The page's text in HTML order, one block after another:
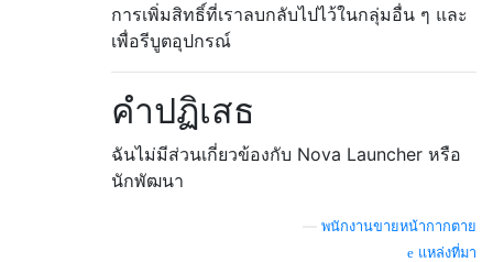
การเพิ่มสิทธิ์ที่เราลบกลับไปไว้ในกลุ่มอื่น ๆ และ
เพื่อรีบูตอุปกรณ์
คำปฏิเสธ
ฉันไม่มีส่วนเกี่ยวข้องกับ Nova Launcher หรือ
นักพัฒนา
พนักงานขายหน้ากากตาย
แหล่งที่มา